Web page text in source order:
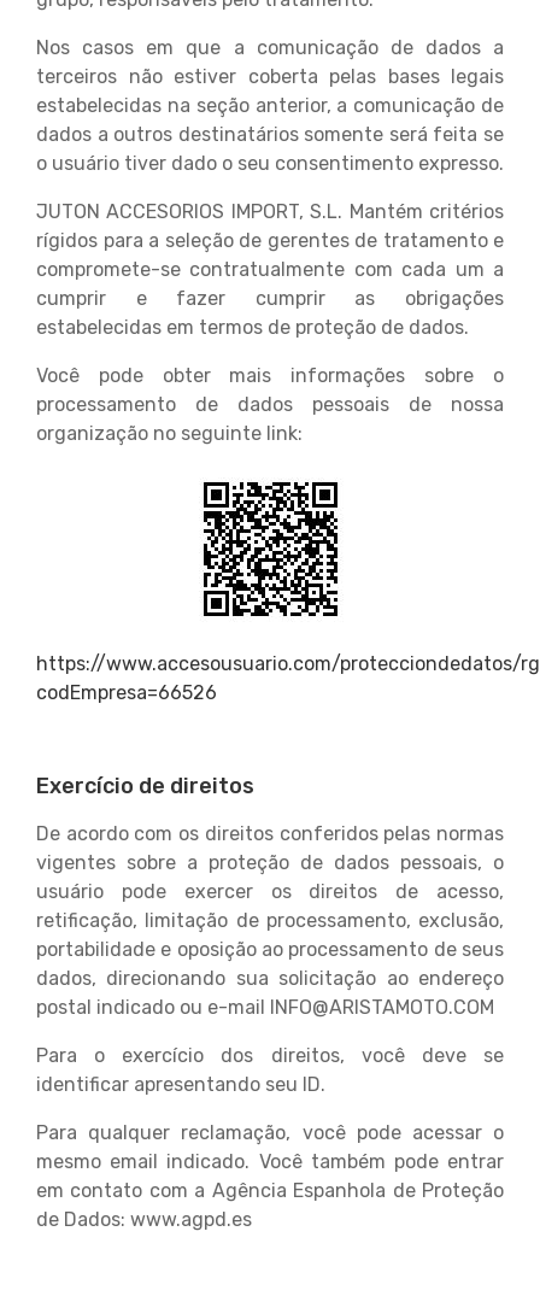
Nos casos em que a comunicação de dados a
terceiros não estiver coberta pelas bases legais
estabelecidas na seção anterior, a comunicação de
dados a outros destinatários somente será feita se
o usuário tiver dado o seu consentimento expresso.
JUTON ACCESORIOS IMPORT, S.L. Mantém critérios
rígidos para a seleção de gerentes de tratamento e
compromete-se contratualmente com cada um a
cumprir e fazer cumprir as obrigações
estabelecidas em termos de proteção de dados.
Você pode obter mais informações sobre o
processamento de dados pessoais de nossa
organização no seguinte link:
https://www.accesousuario.com/protecciondedatos/
codEmpresa=66526
Exercício de direitos
De acordo com os direitos conferidos pelas normas
vigentes sobre a proteção de dados pessoais, o
usuário pode exercer os direitos de acesso,
retificação, limitação de processamento, exclusão,
portabilidade e oposição ao processamento de seus
dados, direcionando sua solicitação ao endereço
postal indicado ou e-mail INFO@ARISTAMOTO.COM
Para o exercício dos direitos, você deve se
identificar apresentando seu ID.
Para qualquer reclamação, você pode acessar o
mesmo email indicado. Você também pode entrar
em contato com a Agência Espanhola de Proteção
de Dados: www.agpd.es